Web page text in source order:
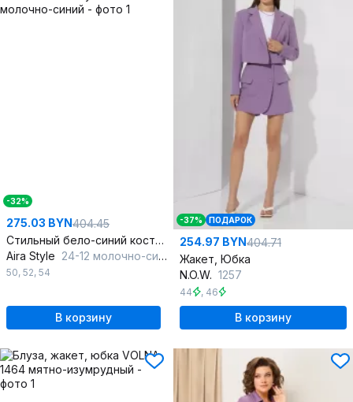
-32%
275.03 BYN404.45
Стильный бело-синий костюм 3-ка с приталенным жакетом
Aira Style 24-12 молочно-синий
50, 52, 54
В корзину
-37% ПОДАРОК
254.97 BYN404.71
Жакет, Юбка
N.O.W. 1257
44 , 46
В корзину